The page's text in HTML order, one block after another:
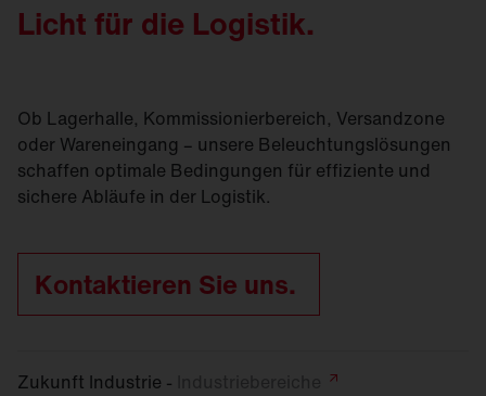
Licht für die Logistik.
Ob Lagerhalle, Kommissionierbereich, Versandzone
oder Wareneingang – unsere Beleuchtungslösungen
schaffen optimale Bedingungen für effiziente und
sichere Abläufe in der Logistik.
Kontaktieren Sie uns.
Zukunft Industrie -